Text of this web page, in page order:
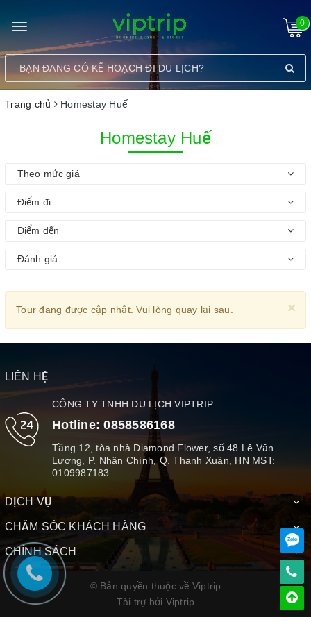
Toggle
navigation
0
Trang chủ Homestay Huế
Homestay Huế
Theo mức giá
Điểm đi
Điểm đến
Đánh giá
×
Tour đang được cập nhật. Vui lòng quay lại sau.
LIÊN HỆ
CÔNG TY TNHH DU LỊCH VIPTRIP
Hotline:0858586168
Tầng 12, tòa nhà Diamond Flower, số 48 Lê Văn
Lương, P. Nhân Chính, Q. Thanh Xuân, HN MST:
0109987183
DỊCH VỤ
CHĂM SÓC KHÁCH HÀNG
CHÍNH SÁCH
© Bản quyền thuộc về Viptrip
Tài trợ bởi Viptrip